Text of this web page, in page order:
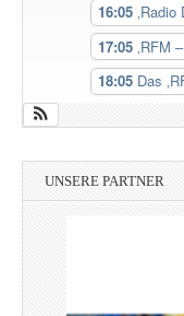
16:05
17:05 ‚RFM
18:05 Das
UNSERE PARTNER